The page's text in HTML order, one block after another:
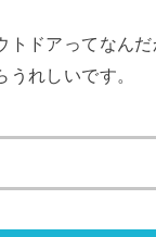
トドアってなんだ
うれしいです。
索: